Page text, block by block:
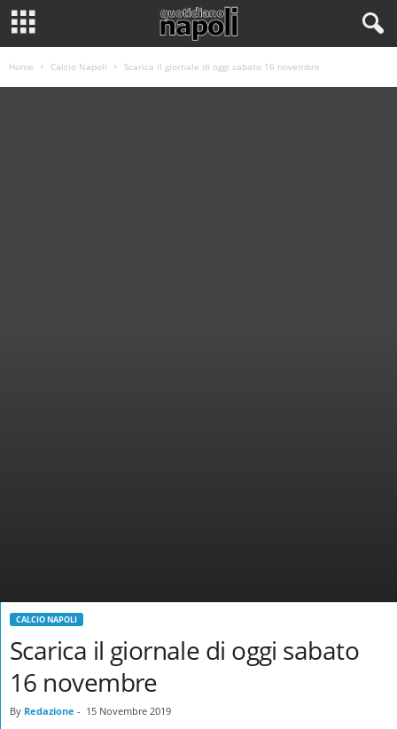
Home Calcio Napoli Scarica il giornale di oggi sabato 16 novembre
CALCIO NAPOLI
Scarica il giornale di oggi sabato
16 novembre
By Redazione - 15 Novembre 2019